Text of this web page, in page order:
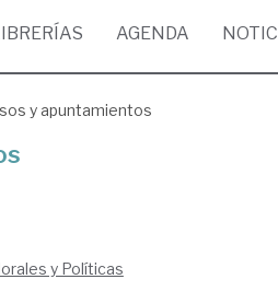
AGENDA
y apuntamientos
y Políticas